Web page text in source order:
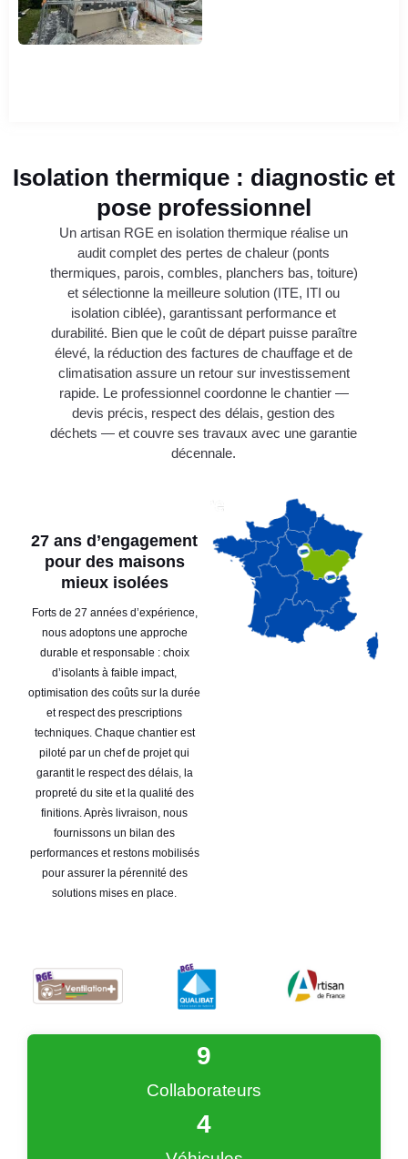
Isolation thermique : diagnostic et
pose professionnel
Un artisan RGE en isolation thermique réalise un
audit complet des pertes de chaleur (ponts
thermiques, parois, combles, planchers bas, toiture)
et sélectionne la meilleure solution (ITE, ITI ou
isolation ciblée), garantissant performance et
durabilité. Bien que le coût de départ puisse paraître
élevé, la réduction des factures de chauffage et de
climatisation assure un retour sur investissement
rapide. Le professionnel coordonne le chantier —
devis précis, respect des délais, gestion des
déchets — et couvre ses travaux avec une garantie
décennale.
27 ans d’engagement
pour des maisons
mieux isolées
Forts de 27 années d’expérience,
nous adoptons une approche
durable et responsable : choix
d’isolants à faible impact,
optimisation des coûts sur la durée
et respect des prescriptions
techniques. Chaque chantier est
piloté par un chef de projet qui
garantit le respect des délais, la
propreté du site et la qualité des
finitions. Après livraison, nous
fournissons un bilan des
performances et restons mobilisés
pour assurer la pérennité des
solutions mises en place.
Collaborateurs
9
4